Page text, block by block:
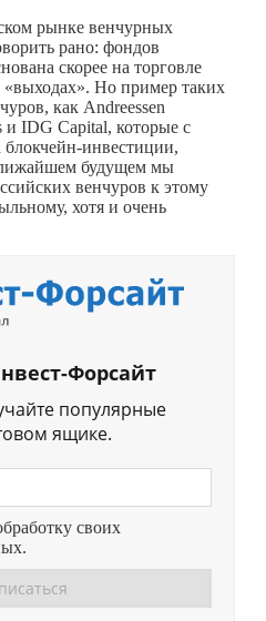
рынке венчурных
рано: фондов
скорее на торговле
Но пример таких
как Andreessen
и IDG Capital, которые с
блокчейн-инвестиции,
будущем мы
венчуров к этому
хотя и очень
Форсайт
популярные
ящике.
своих